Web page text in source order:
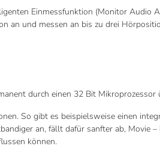
Einmessfunktion (Monitor Audio
an und messen an bis zu drei
durch einen 32 Bit
So gibt es beispielsweise einen
an, fällt dafür sanfter ab, Movie
können.